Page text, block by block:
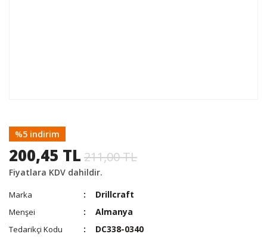
%5 indirim
200,45 TL 211,00 TL
Fiyatlara KDV dahildir.
Marka Drillcraft
Menşei Almanya
Tedarikçi Kodu DC338-0340